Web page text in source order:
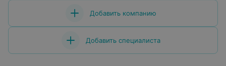
Добавить компанию
Добавить специалиста